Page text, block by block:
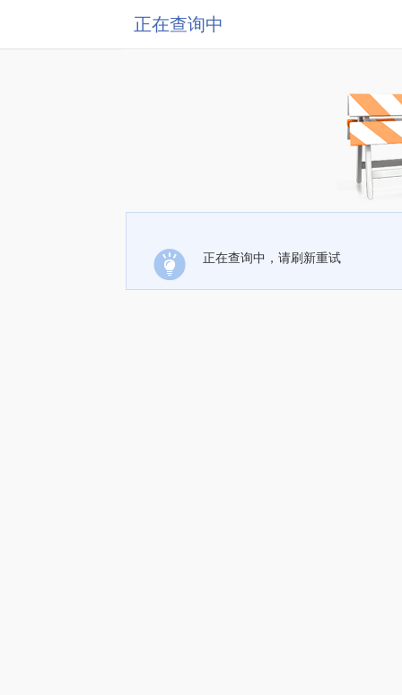
正在查询中
正在查询中，请刷新重试